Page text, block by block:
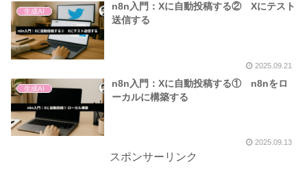
生成AI
n8n入門：Xに自動投稿する② Xにテスト
送信する
2025.09.21
生成AI
n8n入門：Xに自動投稿する① n8nをロ
ーカルに構築する
2025.09.13
スポンサーリンク